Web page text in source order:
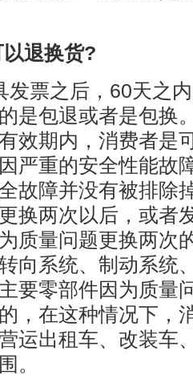
退换货?
发票之后，60天之
是包退或者是包换
效期内，消费者是
严重的安全性能故
故障并没有被排除
换两次以后，或者
质量问题更换两次
向系统、制动系统
要零部件因为质量
，在这种情况下，
运出租车、改装车
。